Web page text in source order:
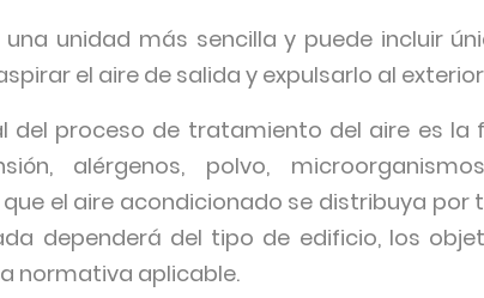
una unidad más sencilla y puede incluir
el aire de salida y expulsarlo al
del proceso de tratamiento del aire es la
alérgenos, polvo,
el aire acondicionado se distribuya por
dependerá del tipo de edificio, los
normativa aplicable.